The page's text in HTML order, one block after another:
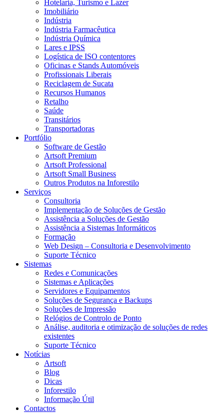
Hotelaria, Turismo e Lazer
Imobiliário
Indústria
Indústria Farmacêutica
Indústria Química
Lares e IPSS
Logística de ISO contentores
Oficinas e Stands Automóveis
Profissionais Liberais
Reciclagem de Sucata
Recursos Humanos
Retalho
Saúde
Transitários
Transportadoras
Portfólio
Software de Gestão
Artsoft Premium
Artsoft Professional
Artsoft Small Business
Outros Produtos na Inforestilo
Serviços
Consultoria
Implementação de Soluções de Gestão
Assistência a Soluções de Gestão
Assistência a Sistemas Informáticos
Formação
Web Design – Consultoria e Desenvolvimento
Suporte Técnico
Sistemas
Redes e Comunicações
Sistemas e Aplicações
Servidores e Equipamentos
Soluções de Segurança e Backups
Soluções de Impressão
Relógios de Controlo de Ponto
Análise, auditoria e otimização de soluções de redes
existentes
Suporte Técnico
Notícias
Artsoft
Blog
Dicas
Inforestilo
Informação Útil
Contactos